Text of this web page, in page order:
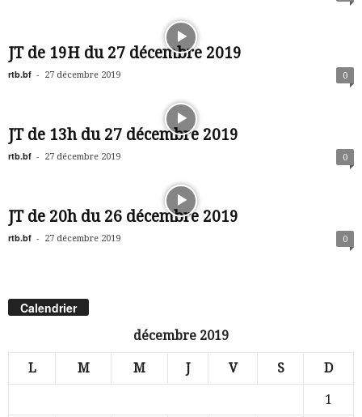
JT de 19H du 27 décembre 2019
rtb.bf - 27 décembre 2019 0
JT de 13h du 27 décembre 2019
rtb.bf - 27 décembre 2019 0
JT de 20h du 26 décembre 2019
rtb.bf - 27 décembre 2019 0
Calendrier
décembre 2019
L M M J V S D
1